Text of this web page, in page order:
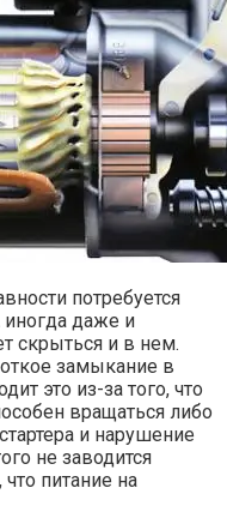
потребуется
иногда даже и
скрыться и в нем.
замыкание в
это из-за того, что
вращаться либо
и нарушение
не заводится
питание на